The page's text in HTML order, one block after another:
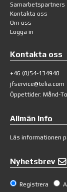
Samarbetspartners
Kontakta oss
Om oss
Logga in
Kontakta oss
+46 (0)54-134940
jfservice@telia.com
Öppettider: Månd-
Allmän Info
Läs informationen
Nyhetsbrev
Registrera